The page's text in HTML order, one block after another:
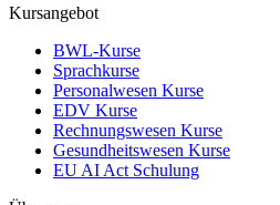
Kursangebot
BWL-Kurse
Sprachkurse
Personalwesen Kurse
EDV Kurse
Rechnungswesen Kurse
Gesundheitswesen Kurse
EU AI Act Schulung